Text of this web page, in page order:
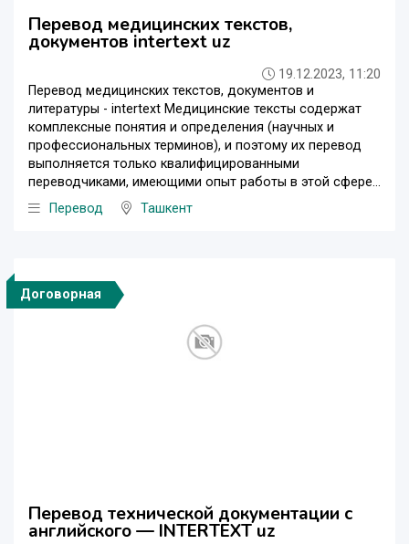
Перевод медицинских текстов,
документов intertext uz
19.12.2023, 11:20
Перевод медицинских текстов, документов и
литературы - intertext Медицинские тексты содержат
комплексные понятия и определения (научных и
профессиональных терминов), и поэтому их перевод
выполняется только квалифицированными
переводчиками, имеющими опыт работы в этой сфере...
Перевод
Ташкент
Договорная
Перевод технической документации с
английского — INTERTEXT uz